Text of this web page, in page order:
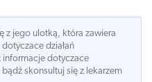
z jego ulotką, która zawiera
działań
informacje dotyczace
skonsultuj się z lekarzem